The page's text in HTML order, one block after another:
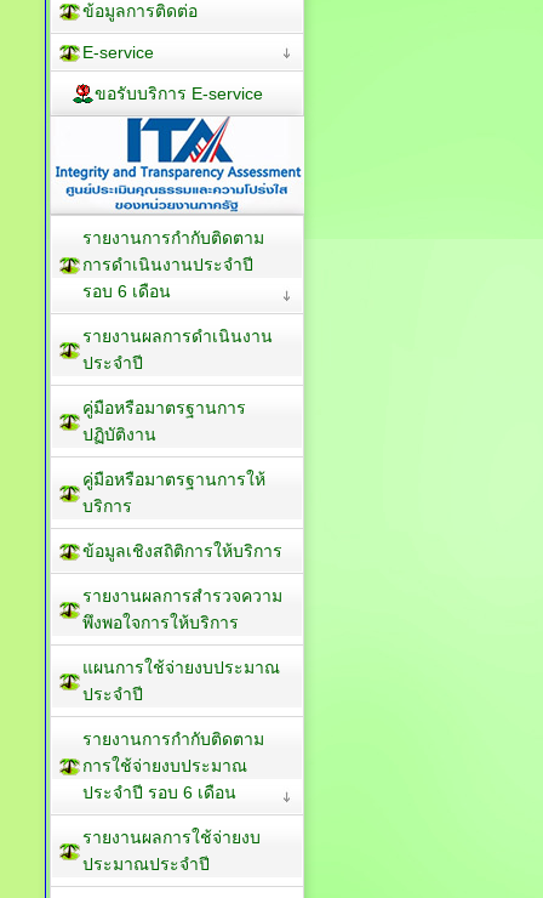
ข้อมูลการติดต่อ
E-service
ขอรับบริการ E-service
รายงานการกำกับติดตาม
การดำเนินงานประจำปี
รอบ 6 เดือน
รายงานผลการดำเนินงาน
ประจำปี
คู่มือหรือมาตรฐานการ
ปฏิบัติงาน
คู่มือหรือมาตรฐานการให้
บริการ
ข้อมูลเชิงสถิติการให้บริการ
รายงานผลการสำรวจความ
พึงพอใจการให้บริการ
แผนการใช้จ่ายงบประมาณ
ประจำปี
รายงานการกำกับติดตาม
การใช้จ่ายงบประมาณ
ประจำปี รอบ 6 เดือน
รายงานผลการใช้จ่ายงบ
ประมาณประจำปี